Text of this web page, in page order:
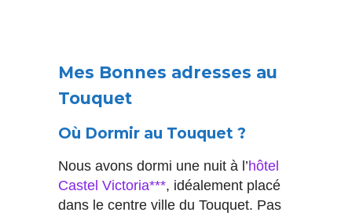
Mes Bonnes adresses au
Touquet
Où Dormir au Touquet ?
Nous avons dormi une nuit à l’hôtel
Castel Victoria***, idéalement placé
dans le centre ville du Touquet. Pas